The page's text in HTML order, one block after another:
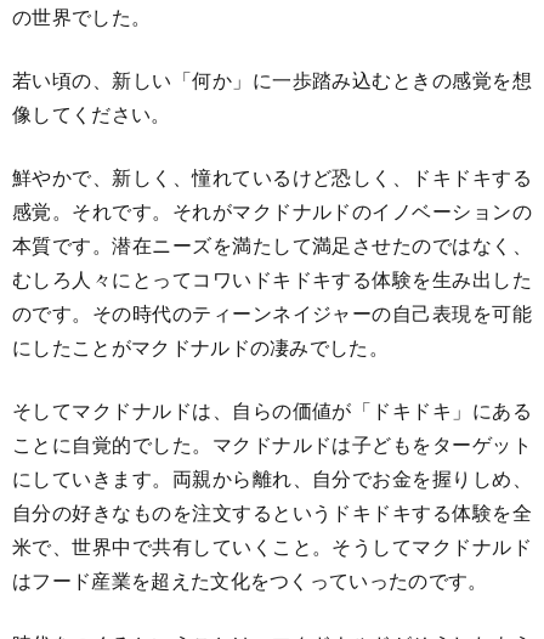
の世界でした。
若い頃の、新しい「何か」に一歩踏み込むときの感覚を想
像してください。
鮮やかで、新しく、憧れているけど恐しく、ドキドキする
感覚。それです。それがマクドナルドのイノベーションの
本質です。潜在ニーズを満たして満足させたのではなく、
むしろ人々にとってコワいドキドキする体験を生み出した
のです。その時代のティーンネイジャーの自己表現を可能
にしたことがマクドナルドの凄みでした。
そしてマクドナルドは、自らの価値が「ドキドキ」にある
ことに自覚的でした。マクドナルドは子どもをターゲット
にしていきます。両親から離れ、自分でお金を握りしめ、
自分の好きなものを注文するというドキドキする体験を全
米で、世界中で共有していくこと。そうしてマクドナルド
はフード産業を超えた文化をつくっていったのです。